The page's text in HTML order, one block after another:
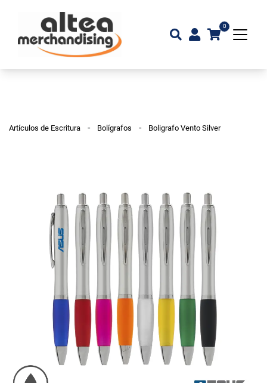
0
Artículos de Escritura - Bolígrafos - Boligrafo Vento Silver